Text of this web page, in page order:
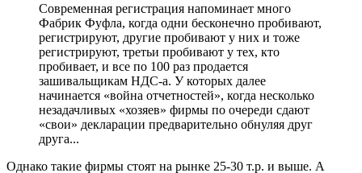
Современная регистрация напоминает много
Фабрик Фуфла, когда одни бесконечно пробивают,
регистрируют, другие пробивают у них и тоже
регистрируют, третьи пробивают у тех, кто
пробивает, и все по 100 раз продается
зашивальщикам НДС-а. У которых далее
начинается «война отчетностей», когда несколько
незадачливых «хозяев» фирмы по очереди сдают
«свои» декларации предварительно обнуляя друг
друга...
Однако такие фирмы стоят на рынке 25-30 т.р. и выше. А